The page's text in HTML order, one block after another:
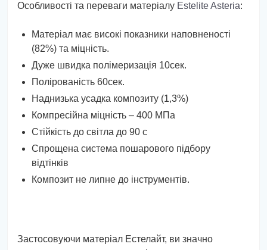
Особливості та переваги матеріалу Estelite Asteria:
Матеріал має високі показники наповненості
(82%) та міцність.
Дуже швидка полімеризація 10сек.
Полірованість 60сек.
Наднизька усадка композиту (1,3%)
Компресійна міцність – 400 МПа
Стійкість до світла до 90 с
Спрощена система пошарового підбору
відтінків
Композит не липне до інструментів.
Застосовуючи матеріал Естелайт, ви значно